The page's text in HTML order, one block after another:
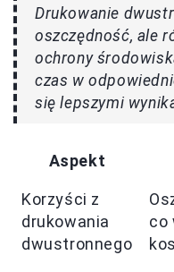
Drukowanie
oszczędność, ale
ochrony
czas w
się lepszymi
Aspekt
Korzyści z
drukowania
dwustronnego
co